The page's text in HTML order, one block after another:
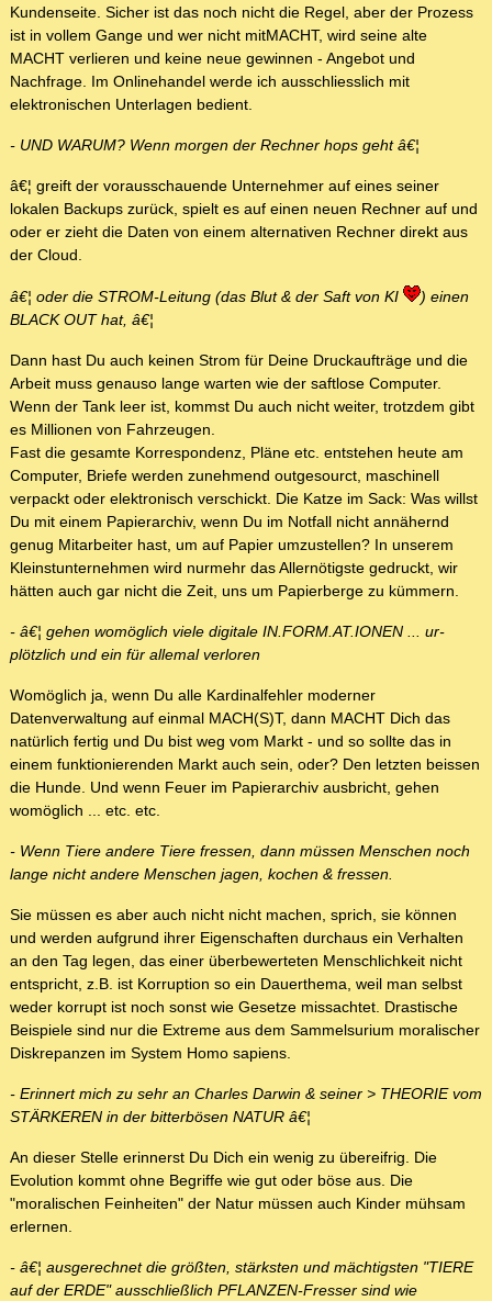
Kundenseite. Sicher ist das noch nicht die Regel, aber der Prozess
ist in vollem Gange und wer nicht mitMACHT, wird seine alte
MACHT verlieren und keine neue gewinnen - Angebot und
Nachfrage. Im Onlinehandel werde ich ausschliesslich mit
elektronischen Unterlagen bedient.
- UND WARUM? Wenn morgen der Rechner hops geht â€¦
â€¦ greift der vorausschauende Unternehmer auf eines seiner
lokalen Backups zurück, spielt es auf einen neuen Rechner auf und
oder er zieht die Daten von einem alternativen Rechner direkt aus
der Cloud.
â€¦ oder die STROM-Leitung (das Blut & der Saft von KI
) einen
BLACK OUT hat, â€¦
Dann hast Du auch keinen Strom für Deine Druckaufträge und die
Arbeit muss genauso lange warten wie der saftlose Computer.
Wenn der Tank leer ist, kommst Du auch nicht weiter, trotzdem gibt
es Millionen von Fahrzeugen.
Fast die gesamte Korrespondenz, Pläne etc. entstehen heute am
Computer, Briefe werden zunehmend outgesourct, maschinell
verpackt oder elektronisch verschickt. Die Katze im Sack: Was willst
Du mit einem Papierarchiv, wenn Du im Notfall nicht annähernd
genug Mitarbeiter hast, um auf Papier umzustellen? In unserem
Kleinstunternehmen wird nurmehr das Allernötigste gedruckt, wir
hätten auch gar nicht die Zeit, uns um Papierberge zu kümmern.
- â€¦ gehen womöglich viele digitale IN.FORM.AT.IONEN ... ur-
plötzlich und ein für allemal verloren
Womöglich ja, wenn Du alle Kardinalfehler moderner
Datenverwaltung auf einmal MACH(S)T, dann MACHT Dich das
natürlich fertig und Du bist weg vom Markt - und so sollte das in
einem funktionierenden Markt auch sein, oder? Den letzten beissen
die Hunde. Und wenn Feuer im Papierarchiv ausbricht, gehen
womöglich ... etc. etc.
- Wenn Tiere andere Tiere fressen, dann müssen Menschen noch
lange nicht andere Menschen jagen, kochen & fressen.
Sie müssen es aber auch nicht nicht machen, sprich, sie können
und werden aufgrund ihrer Eigenschaften durchaus ein Verhalten
an den Tag legen, das einer überbewerteten Menschlichkeit nicht
entspricht, z.B. ist Korruption so ein Dauerthema, weil man selbst
weder korrupt ist noch sonst wie Gesetze missachtet. Drastische
Beispiele sind nur die Extreme aus dem Sammelsurium moralischer
Diskrepanzen im System Homo sapiens.
- Erinnert mich zu sehr an Charles Darwin & seiner > THEORIE vom
STÄRKEREN in der bitterbösen NATUR â€¦
An dieser Stelle erinnerst Du Dich ein wenig zu übereifrig. Die
Evolution kommt ohne Begriffe wie gut oder böse aus. Die
"moralischen Feinheiten" der Natur müssen auch Kinder mühsam
erlernen.
- â€¦ ausgerechnet die größten, stärksten und mächtigsten "TIERE
auf der ERDE" ausschließlich PFLANZEN-Fresser sind wie